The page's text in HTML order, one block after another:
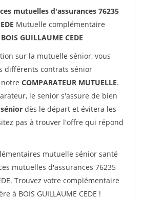
mutuelles d'assurances 76235
Mutuelle complémentaire
BOIS GUILLAUME CEDE
sur la mutuelle sénior, vous
différents contrats sénior
COMPARATEUR MUTUELLE.
le senior s'assure de bien
dès le départ et évitera les
pas à trouver l'offre qui répond
mutuelle sénior santé
mutuelles d'assurances 76235
Trouvez votre complémentaire
à BOIS GUILLAUME CEDE !